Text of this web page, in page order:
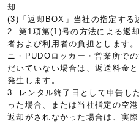
却
(3)「返却BOX」当社の指定する
2. 第1項第(1)号の方法による返
者および利用者の負担とします
ニ・PUDOロッカー・営業所で
だいていない場合は、返送料金
発生します。
3. レンタル終了日として申告し
った場合、または当社指定の空
返却がされなかった場合は、実